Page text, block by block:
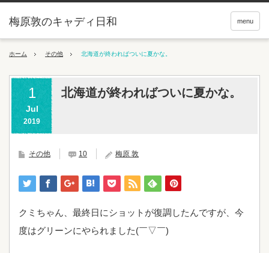
menu
梅原敦のキャディ日和
ホーム その他 北海道が終わればついに夏かな。
1
Jul
2019
北海道が終わればついに夏かな。
その他 10 梅原 敦
クミちゃん、最終日にショットが復調したんですが、今
度はグリーンにやられました(￣▽￣)